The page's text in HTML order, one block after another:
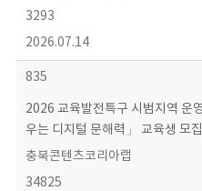
3293
2026.07.14
835
2026 교육발전특구 시범지역 운
우는 디지털 문해력」 교육생 모
충북콘텐츠코리아랩
34825